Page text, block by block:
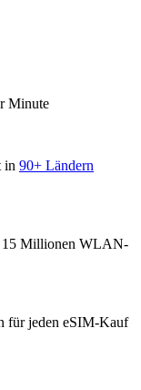
Minute
in 90+ Ländern
15 Millionen WLAN-
für jeden eSIM-Kauf